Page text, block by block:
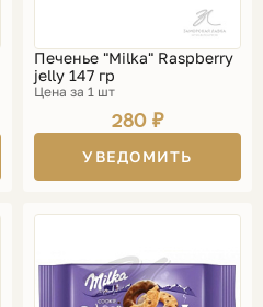
Печенье "Milka" Raspberry
jelly 147 гр
Цена за 1 шт
280 ₽
УВЕДОМИТЬ